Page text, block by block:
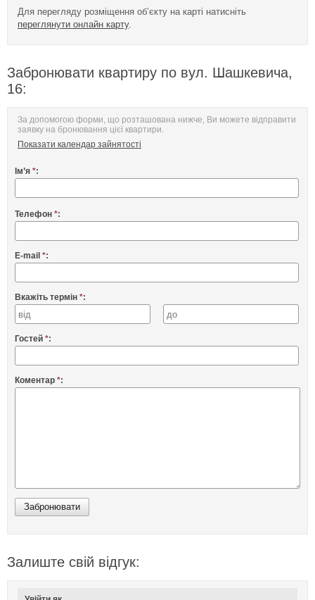
Для перегляду розміщення об’єкту на карті натисніть
переглянути онлайн карту.
Забронювати квартиру по вул. Шашкевича,
16:
За допомогою форми, що розташована нижче, Ви можете відправити
заявку на бронювання цієї квартири.
Показати календар зайнятості
Ім’я *:
Телефон *:
E-mail *:
Вкажіть термін *:
Гостей *:
Коментар *:
Залиште свій відгук: